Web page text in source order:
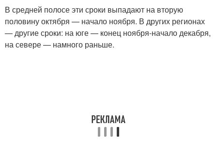
В средней полосе эти сроки выпадают на вторую
половину октября — начало ноября. В других регионах
— другие сроки: на юге — конец ноября-начало декабря,
на севере — намного раньше.